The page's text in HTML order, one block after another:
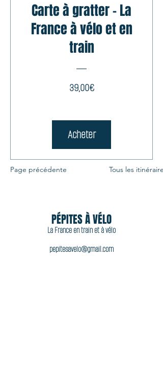
Carte à gratter - La
France à vélo et en
train
39,00€Prix
Acheter
Page précédente Tous les itinéraires
PÉPITES À VÉLO
La France en train et à vélo
pepitesavelo@gmail.com